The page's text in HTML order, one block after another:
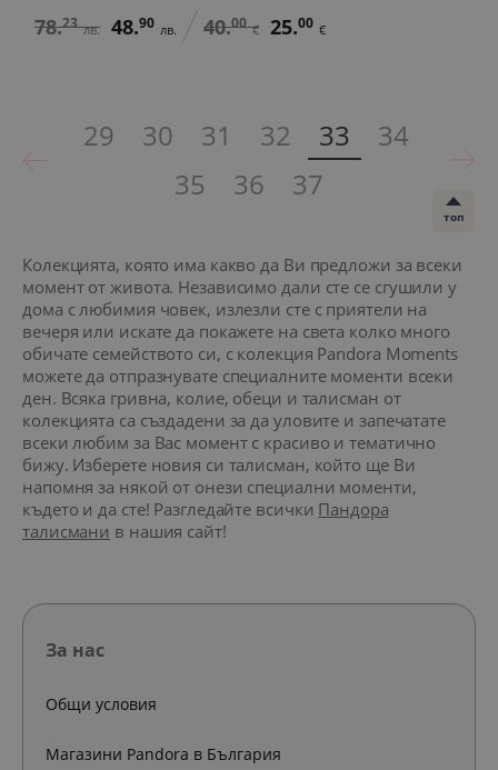
78.23 лв. 48.90 лв. 40.00 € 25.00 €
29 30 31 32 33
34
35
36 37
Колекцията, която има какво да Ви предложи за всеки
момент от живота. Независимо дали сте се сгушили у
дома с любимия човек, излезли сте с приятели на
вечеря или искате да покажете на света колко много
обичате семейството си, с колекция Pandora Moments
можете да отпразнувате специалните моменти всеки
ден. Всяка гривна, колие, обеци и талисман от
колекцията са създадени за да уловите и запечатате
всеки любим за Вас момент с красиво и тематично
бижу. Изберете новия си талисман, който ще Ви
напомня за някой от онези специални моменти,
където и да сте! Разгледайте всички Пандора
талисмани в нашия сайт!
топ
За нас
Общи условия
Магазини Pandora в България